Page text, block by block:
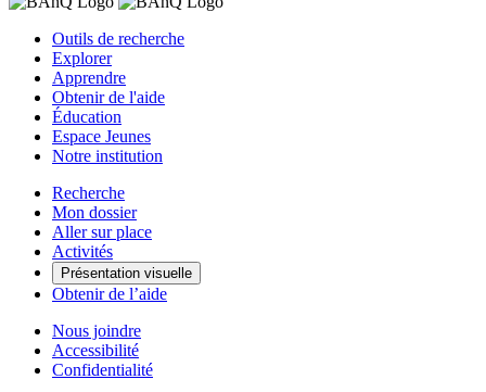
Outils de recherche
Explorer
Apprendre
Obtenir de l'aide
Éducation
Espace Jeunes
Notre institution
Recherche
Mon dossier
Aller sur place
Activités
Présentation visuelle
Obtenir de l’aide
Nous joindre
Accessibilité
Confidentialité